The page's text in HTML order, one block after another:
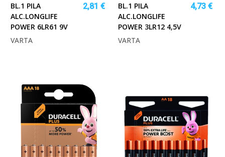
BL.1 PILA
ALC.LONGLIFE
POWER 6LR61 9V
2,81 €
VARTA
BL.1 PILA
ALC.LONGLIFE
POWER 3LR12 4,5V
4,73 €
VARTA